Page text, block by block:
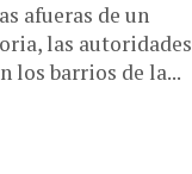
afueras de un
las autoridades
los barrios de la...